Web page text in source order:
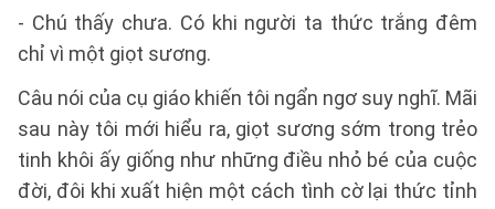
- Chú thấy chưa. Có khi người ta thức trắng đêm
chỉ vì một giọt sương.
Câu nói của cụ giáo khiến tôi ngẩn ngơ suy nghĩ. Mãi
sau này tôi mới hiểu ra, giọt sương sớm trong trẻo
tinh khôi ấy giống như những điều nhỏ bé của cuộc
đời, đôi khi xuất hiện một cách tình cờ lại thức tỉnh